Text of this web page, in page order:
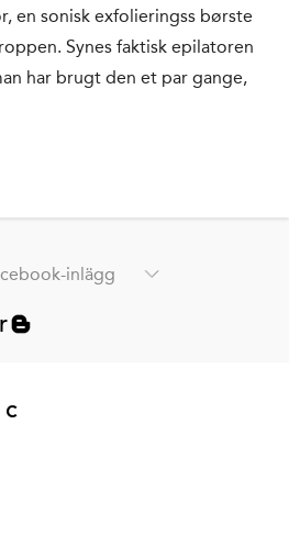
en sonisk exfolieringss børste
Synes faktisk epilatoren
har brugt den et par gange,
inlägg
c